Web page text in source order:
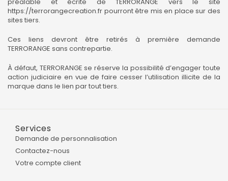
https://terrorangecreation.fr pourront être mis en place sur des
sites tiers.
Ces liens devront être retirés à première demande
TERRORANGE sans contrepartie.
À défaut, TERRORANGE se réserve la possibilité d’engager toute
action judiciaire en vue de faire cesser l’utilisation illicite de la
marque dans le lien par tout tiers.
Services
Demande de personnalisation
Contactez-nous
Votre compte client